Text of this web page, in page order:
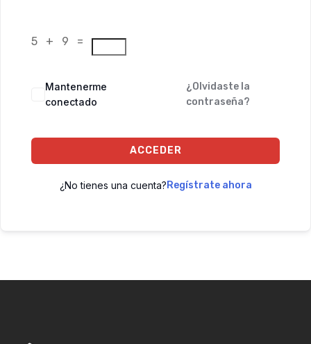
5 + 9 =
Mantenerme
conectado
¿Olvidaste la
contraseña?
ACCEDER
¿No tienes una cuenta?Regístrate ahora